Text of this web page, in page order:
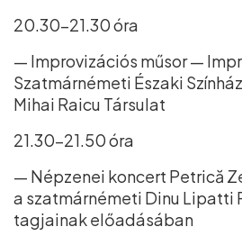
20.30–21.30 óra
— Improvizációs műsor —
Szatmárnémeti Északi
Mihai Raicu Társulat
21.30–21.50 óra
— Népzenei koncert Petrică
a szatmárnémeti Dinu Lipatti
tagjainak előadásában